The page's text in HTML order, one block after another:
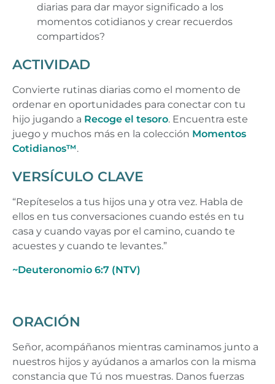
diarias para dar mayor significado a los
momentos cotidianos y crear recuerdos
compartidos?
ACTIVIDAD
Convierte rutinas diarias como el momento de
ordenar en oportunidades para conectar con tu
hijo jugando a Recoge el tesoro. Encuentra este
juego y muchos más en la colección Momentos
Cotidianos™.
VERSÍCULO CLAVE
“Repíteselos a tus hijos una y otra vez. Habla de
ellos en tus conversaciones cuando estés en tu
casa y cuando vayas por el camino, cuando te
acuestes y cuando te levantes.”
~Deuteronomio 6:7 (NTV)
ORACIÓN
Señor, acompáñanos mientras caminamos junto a
nuestros hijos y ayúdanos a amarlos con la misma
constancia que Tú nos muestras. Danos fuerzas